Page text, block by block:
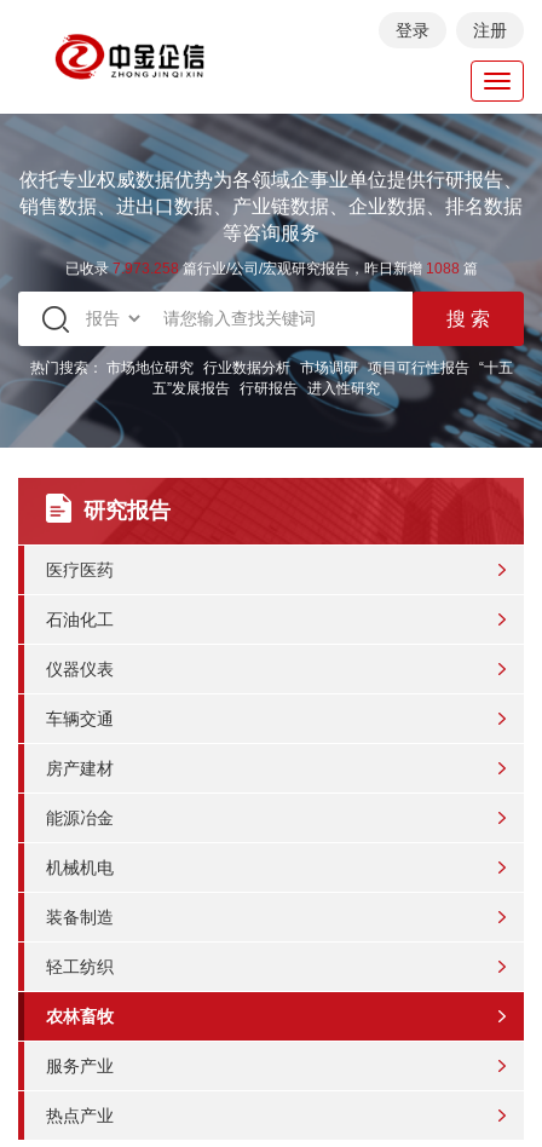
登录 注册
依托专业权威数据优势为各领域企事业单位提供行研报告、
销售数据、进出口数据、产业链数据、企业数据、排名数据
等咨询服务
已收录7.973.258篇行业/公司/宏观研究报告，昨日新增 1088 篇
热门搜索： 市场地位研究 行业数据分析 市场调研 项目可行性报告
“十五
五”发展报告 行研报告 进入性研究
研究报告
医疗医药
石油化工
仪器仪表
车辆交通
房产建材
能源冶金
机械机电
装备制造
轻工纺织
农林畜牧
服务产业
热点产业